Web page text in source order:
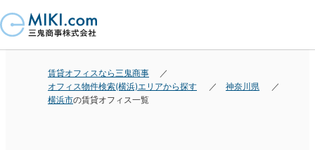
賃貸オフィスなら三鬼商事
オフィス物件検索(横浜)エリアから探す
神奈川県
横浜市の賃貸オフィス一覧